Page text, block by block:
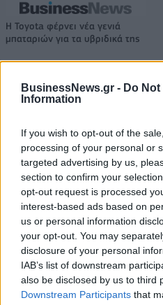
BusinessNews.gr - Do
Information
If you wish to opt-out of the
processing of your personal or
targeted advertising by us,
section to confirm your
opt-out request is processed
interest-based ads based on
us or personal information
your opt-out. You may
disclosure of your personal
IAB’s list of downstream
also be disclosed by us to third
Downstream Participants that
Η Toyota φέρνει νέα γενιά
μπαταριών για τα υβριδικά της
Νέο Audi A2 e-tron με στόχο την
Ευρωπαϊκό Κορασίδων: Άνετη
νίκη της Ελλάδας στην
πρεμιέρα, 78-36 την Ιρλανδία
ΕΛΣΤΑΤ: Στο 3,4% υποχώρησε ο